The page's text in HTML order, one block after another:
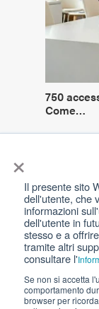
×
Il presente sito
dell'utente, che
informazioni
dell'utente in
stesso e a
tramite altri
consultare l'
Se non si accetta
comportamento
browser per
750
Come…
Kiosk © , tutti i
Privacy|